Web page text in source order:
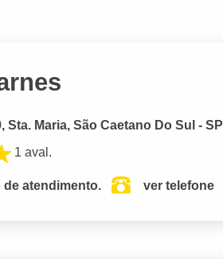
Sta. Maria, São Caetano Do Sul - SP
1 aval.
de atendimento. ver telefone